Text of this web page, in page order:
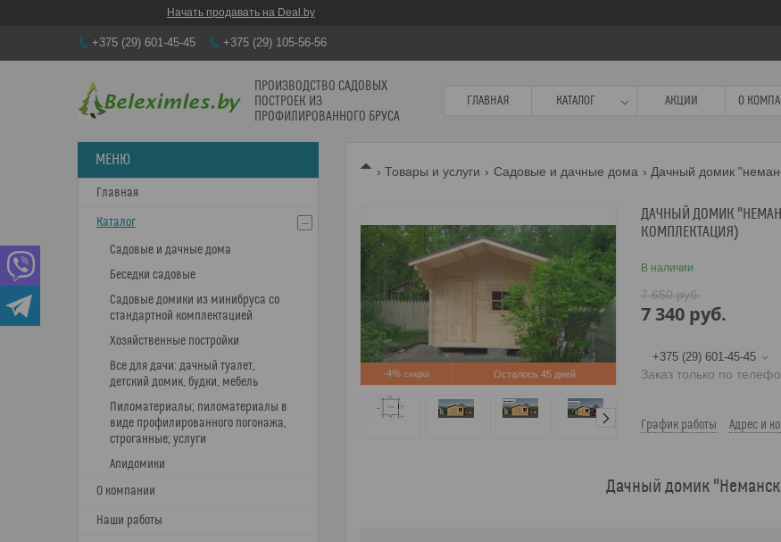
Начать продавать на Deal.by
+375 (29) 601-45-45 +375 (29) 105-56-56
ПРОИЗВОДСТВО САДОВЫХ
ПОСТРОЕК ИЗ
ПРОФИЛИРОВАННОГО БРУСА
ГЛАВНАЯ КАТАЛОГ АКЦИИ О
Товары и услуги Садовые и дачные дома
-4% Осталось 45 дней
ДАЧНЫЙ ДОМИК
КОМПЛЕКТАЦИЯ)
В наличии
7 650руб.
7 340 руб.
+375 (29) 601-45-45
Заказ только по
График работы Адрес и
Дачный домик
Главная
Каталог
Садовые и дачные дома
Беседки садовые
Садовые домики из минибруса со
стандартной комплектацией
Хозяйственные постройки
Все для дачи: дачный туалет,
детский домик, будки, мебель
Пиломатериалы; пиломатериалы в
виде профилированного погонажа,
строганные; услуги
Апидомики
О компании
Наши работы